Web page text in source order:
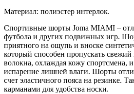
Материал: полиэстер интерлок.
Спортивные шорты Joma MIAMI –
футбола и других подвижных игр.
приятного на ощупь и вноске
который способен пропускать свежий
волокна, охлаждая кожу спортсмена,
испарение лишней влаги. Шорты
счет эластичного пояса на резинке.
карманами для удобства носки.